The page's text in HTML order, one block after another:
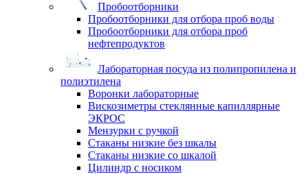
Пробоотборники
Пробоотборники для отбора проб воды
Пробоотборники для отбора проб
нефтепродуктов
Лабораторная посуда из полипропилена и
полиэтилена
Воронки лабораторные
Вискозиметры стеклянные капиллярные
ЭКРОС
Мензурки с ручкой
Стаканы низкие без шкалы
Стаканы низкие со шкалой
Цилиндр с носиком